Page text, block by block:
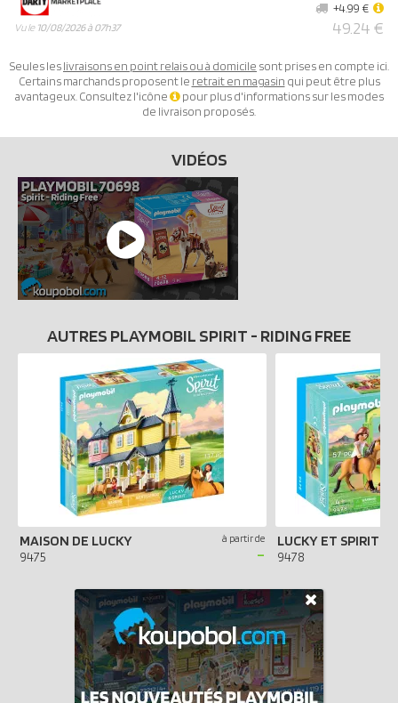
Vu le 10/08/2026 à 07h37 49.24 €
+4.99 €
Seules leslivraisons en point relais ou à domicile sont prises en compte ici.
Certains marchands proposent le retrait en magasin qui peut être plus
avantageux. Consultez l'icône
pour plus d'informations sur les modes
de livraison proposés.
VIDÉOS
AUTRES PLAYMOBIL SPIRIT - RIDING FREE
MAISON DE LUCKY
9475
à partir de
-
LUCKY ET SPIRIT
9478